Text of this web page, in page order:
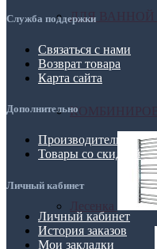
ДЛЯ ВАННОЙ
Служба поддержки
Связаться с нами
Возврат товара
Карта сайта
Дополнительно
Производители
Товары со скидкой
Личный кабинет
Личный кабинет
История заказов
Мои закладки